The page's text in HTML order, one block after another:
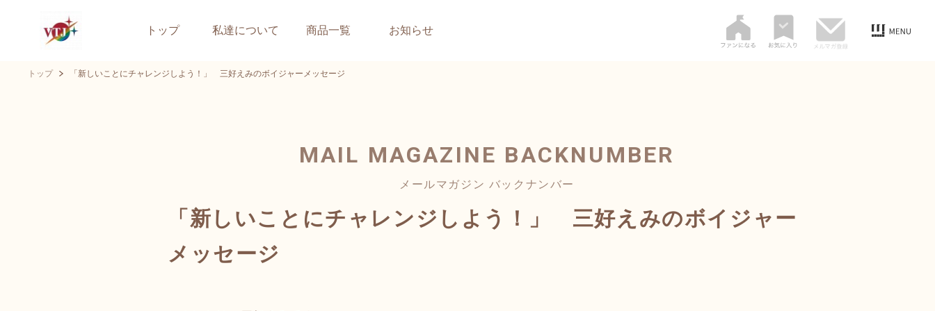
トップ 私達について 商品一覧 お知らせ
トップ 「新しいことにチャレンジしよう！」 三好えみのボイジャーメッセージ
MAIL MAGAZINE BACKNUMBER
メールマガジン バックナンバー
「新しいことにチャレンジしよう！」 三好えみのボイジャー
メッセージ